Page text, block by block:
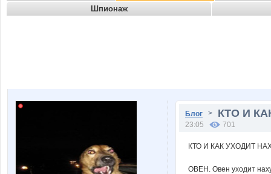
Шпионаж
Блог > КТО И
23:05 701
КТО И КАК УХОДИТ
ОВЕН. Овен уходит